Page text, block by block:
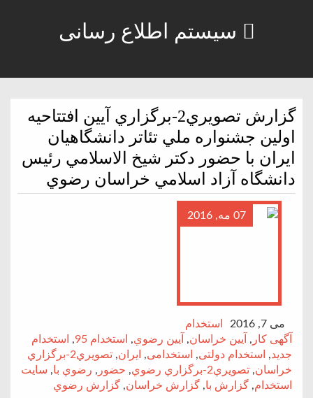
سیستم اطلاع رسانی
گزارش تصويري2-برگزاري آيين افتتاحيه
اولين جشنواره ملي تئاتر دانشگاهيان
ايران با حضور دكتر شيخ الاسلامي رئيس
دانشگاه آزاد اسلامي خراسان رضوي
07 مه, 2016
می 7, 2016
استخدام
آگهی کار , آيين خراسان, آيين رضوي, استخدام 95 ,
استخدام
جدید, استخدام دولتی, استخدامی, ايران,
تصويري2-برگزاري
خراسان, تصويري2-برگزاري رضوي , حضور , رضوي با, سایت
استخدام, گزارش با, گزارش خراسان, گزارش رضوي